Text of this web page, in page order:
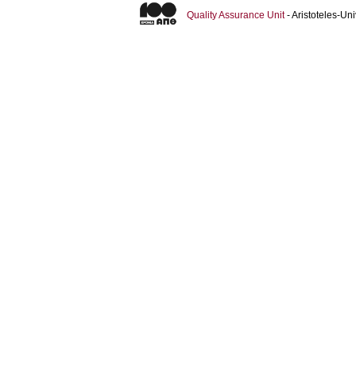
Quality Assurance Unit- Aristoteles-